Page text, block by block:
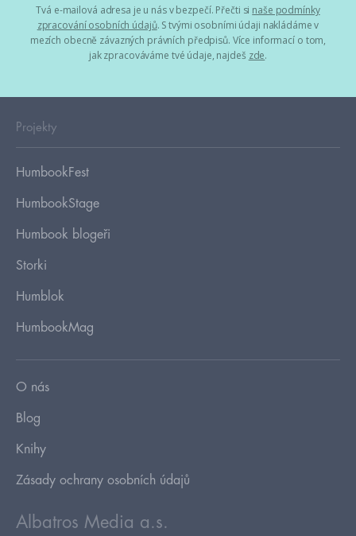
Tvá e-mailová adresa je u nás v bezpečí. Přečti si naše podmínky
zpracování osobních údajů. S tvými osobními údaji nakládáme v
mezích obecně závazných právních předpisů. Více informací o tom,
jak zpracováváme tvé údaje, najdeš zde.
Projekty
HumbookFest
HumbookStage
Humbook blogeři
Storki
Humblok
HumbookMag
O nás
Blog
Knihy
Zásady ochrany osobních údajů
Albatros Media a.s.